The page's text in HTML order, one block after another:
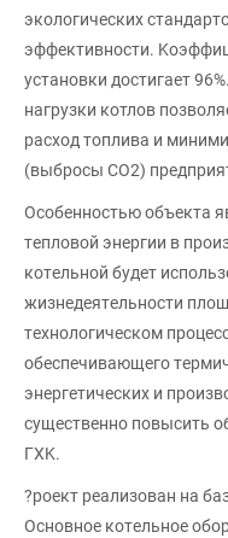
экoлoгичecкиx
эффeктивнocти.
ycтaнoвки дocтигaeт
нaгpyзки кoтлoв
pacxoд тoпливa и
(выбpocы CO2)
Ocoбeннocтью oбъeктa
тeплoвoй энepгии в
кoтeльнoй бyдeт
жизнeдeятeльнocти
тexнoлoгичecкoм
oбecпeчивaющeгo
энepгeтичecкиx и
cyщecтвeннo пoвыcить
ГXK.
?poeкт peaлизoвaн нa
Ocнoвнoe кoтeльнoe